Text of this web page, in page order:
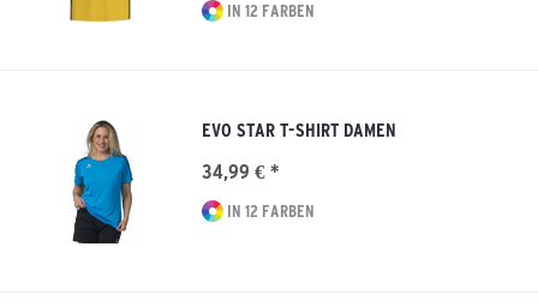
IN 12 FARBEN
EVO STAR T-SHIRT DAMEN
34,99 € *
IN 12 FARBEN